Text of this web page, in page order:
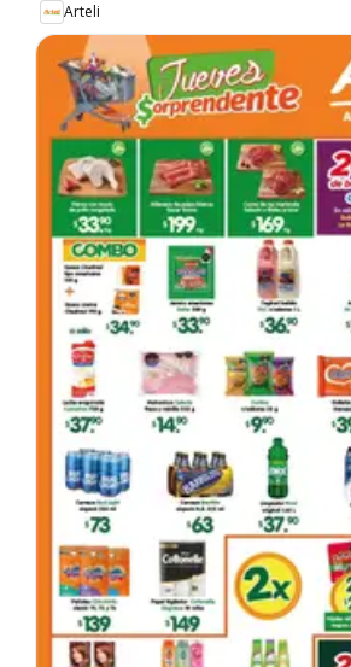
Arteli